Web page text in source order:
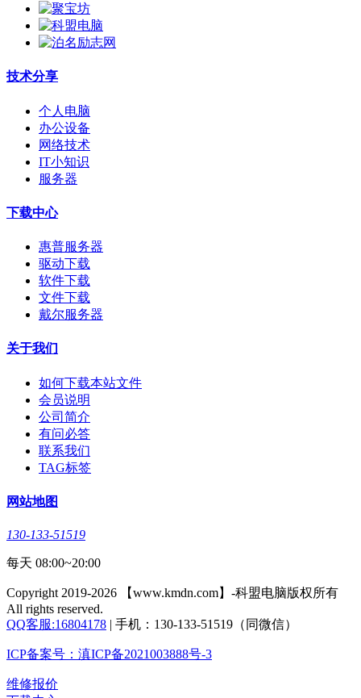
技术分享
个人电脑
办公设备
网络技术
IT小知识
服务器
下载中心
惠普服务器
驱动下载
软件下载
文件下载
戴尔服务器
关于我们
如何下载本站文件
会员说明
公司简介
有问必答
联系我们
TAG标签
网站地图
130-133-51519
每天 08:00~20:00
Copyright 2019-2026 【www.kmdn.com】-科盟电脑版权所有
All rights reserved.
QQ客服:16804178 | 手机：130-133-51519（同微信）
ICP备案号：滇ICP备2021003888号-3
维修报价